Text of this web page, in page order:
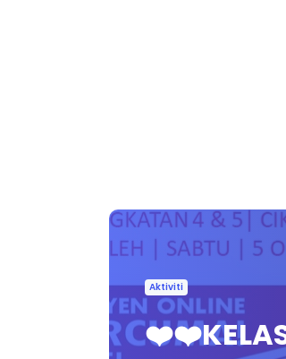
Aktiviti
❤️❤️KELAS